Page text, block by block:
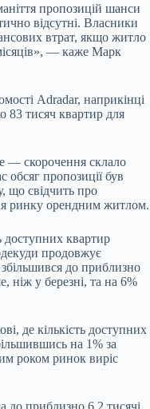
пропозицій шанси
відсутні. Власники
втрат, якщо житло
— каже Марк
Adradar, наприкінці
83 тисяч квартир для
— скорочення склало
обсяг пропозиції був
що свідчить про
ринку орендним житлом.
доступних квартир
продовжує
до приблизно
ніж у березні, та на 6%
де кількість доступних
на 1% за
роком ринок виріс
до приблизно 6,2 тисячі